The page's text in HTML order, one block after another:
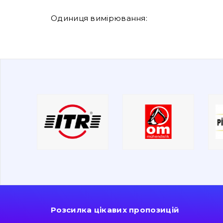
Одиниця вимірювання:
Розсилка цікавих пропозицій